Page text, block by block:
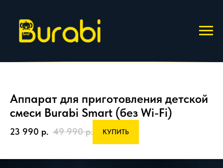
Аппарат для приготовления детской
смеси Burabi Smart (без Wi-Fi)
23 990 р. 49 990 р. КУПИТЬ